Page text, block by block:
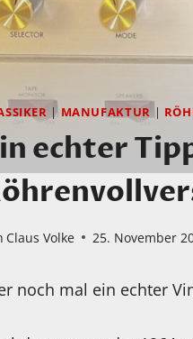
| MANUFAKTUR |
echter
Claus Volke 25. November
noch mal ein echter